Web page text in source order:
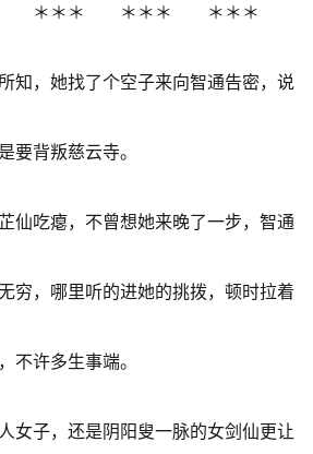
＊＊ ＊＊＊
，她找了个空子来向智通告密，说
要背叛慈云寺。
吃瘪，不曾想她来晚了一步，智通
穷，哪里听的进她的挑拨，顿时拉着
不许多生事端。
子，还是阴阳叟一脉的女剑仙更让